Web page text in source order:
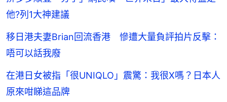
他?列1大神建議
移日港夫妻Brian回流香港 慘遭大量負評拍片反擊：
唔可以話我廢
在港日女被指「很UNIQLO」震驚：我很X嗎？日本人
原來咁睇這品牌